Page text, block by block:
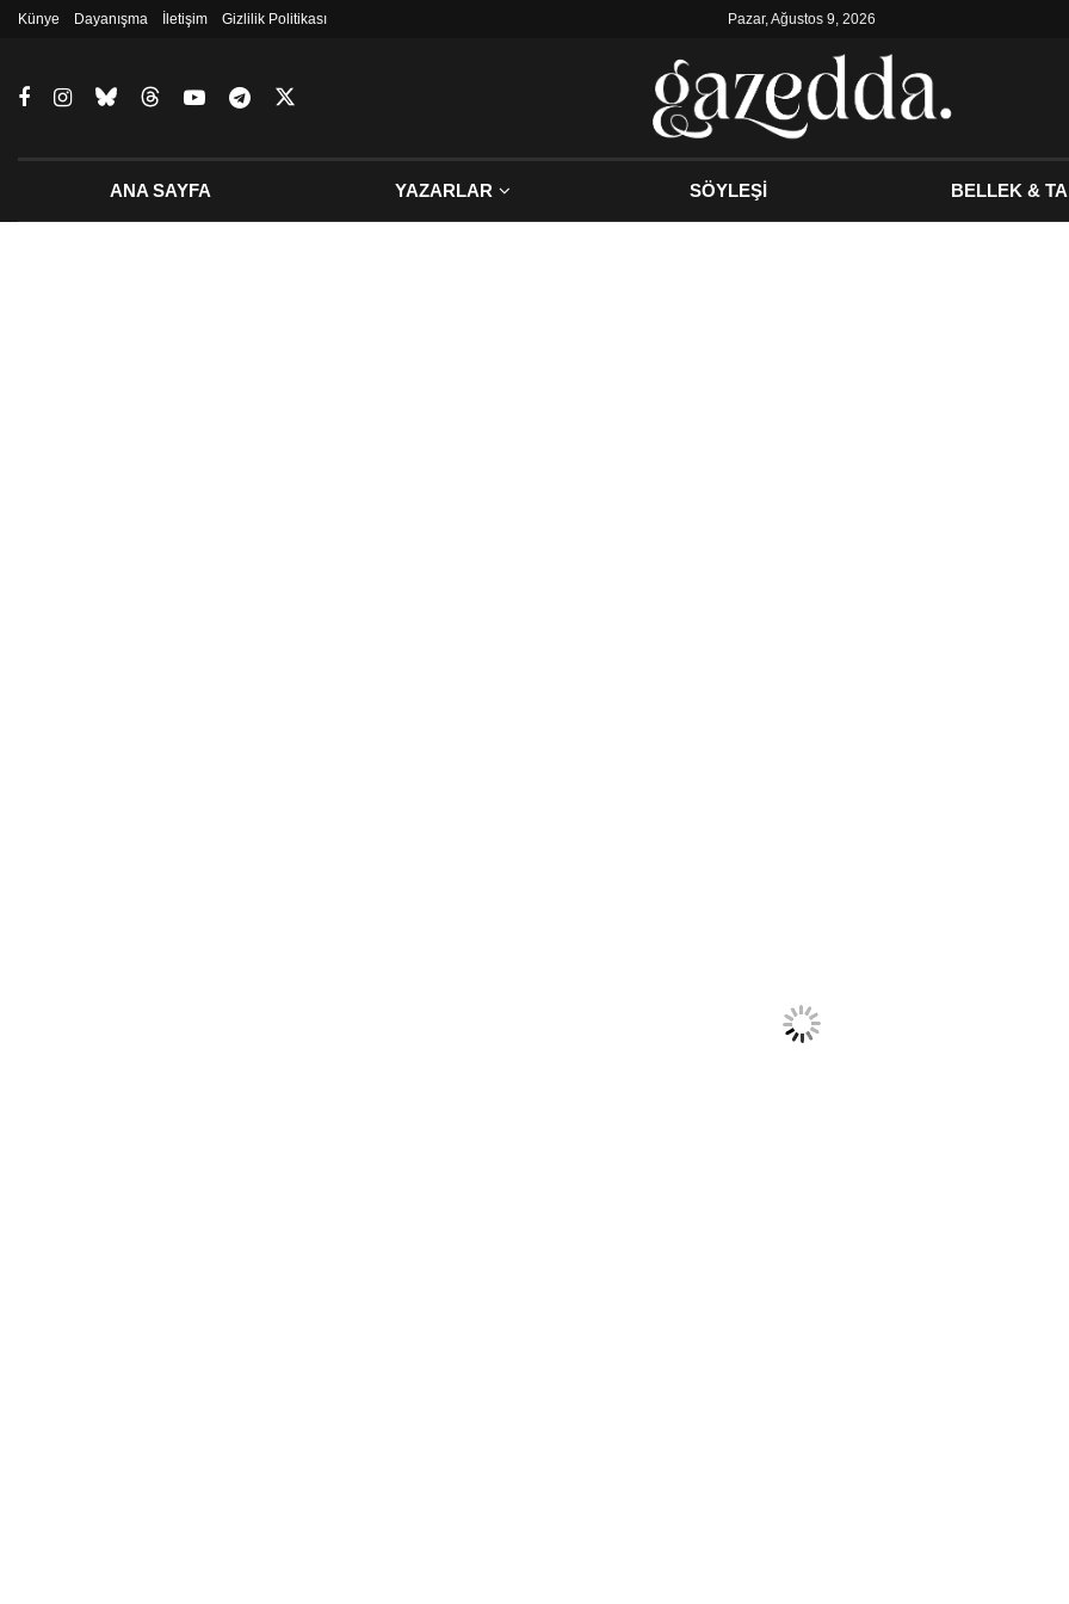
Künye Dayanışma İletişim Gizlilik Politikası Pazar, Ağustos 9, 2026
ANA SAYFA YAZARLAR SÖYLEŞİ BELLEK &